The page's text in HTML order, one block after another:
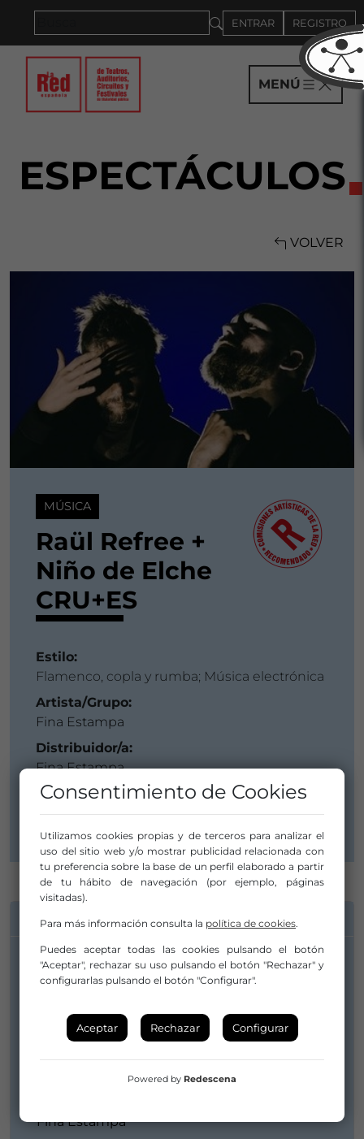
ENTRAR REGISTRO
MENÚ
ESPECTÁCULOS
VOLVER
MÚSICA
Raül Refree +
Niño de Elche
CRU+ES
Estilo:
Flamenco, copla y rumba; Música electrónica
Artista/Grupo:
Fina Estampa
Distribuidor/a:
Fina Estampa
Discográfica:
Sony
INFORMACIÓN DE CONTACTO
Artista/Grupo:
prod@finaestampa.es
gerardo.sanz@finaestampa.es
Fina Estampa
Consentimiento de Cookies
Utilizamos cookies propias y de terceros para analizar el
uso del sitio web y/o mostrar publicidad relacionada con
tu preferencia sobre la base de un perfil elaborado a partir
de tu hábito de navegación (por ejemplo, páginas
visitadas).
Para más información consulta la política de cookies.
Puedes aceptar todas las cookies pulsando el botón
"Aceptar", rechazar su uso pulsando el botón "Rechazar" y
configurarlas pulsando el botón "Configurar".
Aceptar Rechazar Configurar
Powered by Redescena